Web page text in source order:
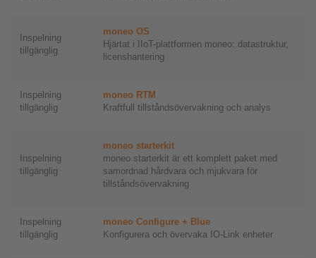
Inspelning
tillgänglig
moneo OS
Hjärtat i IIoT-plattformen moneo: datastruktur,
licenshantering
Inspelning
tillgänglig
moneo RTM
Kraftfull tillståndsövervakning och analys
Inspelning
tillgänglig
moneo starterkit
moneo starterkit är ett komplett paket med
samordnad hårdvara och mjukvara för
tillståndsövervakning
Inspelning
tillgänglig
moneo Configure + Blue
Konfigurera och övervaka IO-Link enheter